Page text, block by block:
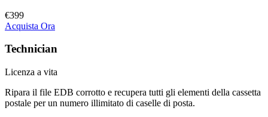
€399
Acquista Ora
Technician
Licenza a vita
Ripara il file EDB corrotto e recupera tutti gli elementi della cassetta
postale per un numero illimitato di caselle di posta.